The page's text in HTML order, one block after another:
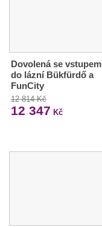
Dovolená se vstupem
do lázní Bükfürdő a
FunCity
12 814 Kč
12 347 Kč